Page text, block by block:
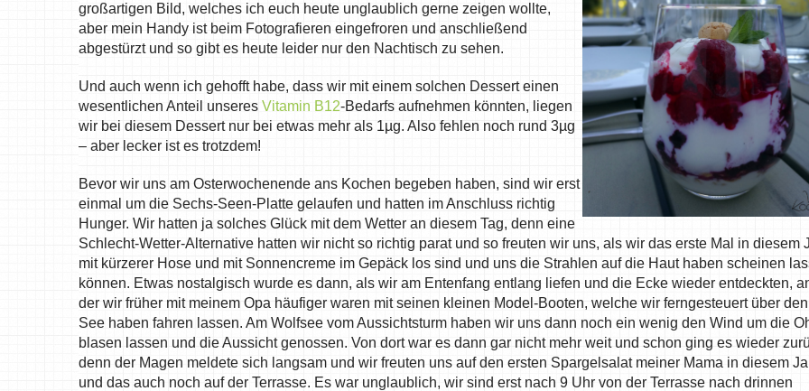
großartigen Bild, welches ich euch heute unglaublich gerne zeigen wollte,
aber mein Handy ist beim Fotografieren eingefroren und anschließend
abgestürzt und so gibt es heute leider nur den Nachtisch zu sehen.
Und auch wenn ich gehofft habe, dass wir mit einem solchen Dessert einen
wesentlichen Anteil unseres Vitamin B12-Bedarfs aufnehmen könnten, liegen
wir bei diesem Dessert nur bei etwas mehr als 1µg. Also fehlen noch rund 3µg
– aber lecker ist es trotzdem!
Bevor wir uns am Osterwochenende ans Kochen begeben haben, sind wir erst
einmal um die Sechs-Seen-Platte gelaufen und hatten im Anschluss richtig
Hunger. Wir hatten ja solches Glück mit dem Wetter an diesem Tag, denn eine
Schlecht-Wetter-Alternative hatten wir nicht so richtig parat und so freuten wir uns, als wir das erste Mal in diesem
mit kürzerer Hose und mit Sonnencreme im Gepäck los sind und uns die Strahlen auf die Haut haben scheinen
können. Etwas nostalgisch wurde es dann, als wir am Entenfang entlang liefen und die Ecke wieder entdeckten,
der wir früher mit meinem Opa häufiger waren mit seinen kleinen Model-Booten, welche wir ferngesteuert über den
See haben fahren lassen. Am Wolfsee vom Aussichtsturm haben wir uns dann noch ein wenig den Wind um die
blasen lassen und die Aussicht genossen. Von dort war es dann gar nicht mehr weit und schon ging es wieder
denn der Magen meldete sich langsam und wir freuten uns auf den ersten Spargelsalat meiner Mama in diesem
und das auch noch auf der Terrasse. Es war unglaublich, wir sind erst nach 9 Uhr von der Terrasse nach drinnen